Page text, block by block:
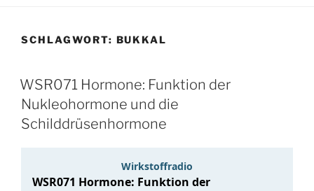
SCHLAGWORT: BUKKAL
WSR071 Hormone: Funktion der
Nukleohormone und die
Schilddrüsenhormone